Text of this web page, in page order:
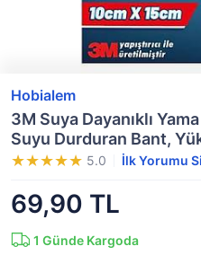
Hobialem
3M Suya Dayanıklı
Suyu Durduran Bant,
5.0 İlk Yorumu
69,90 TL
1 Günde Kargoda